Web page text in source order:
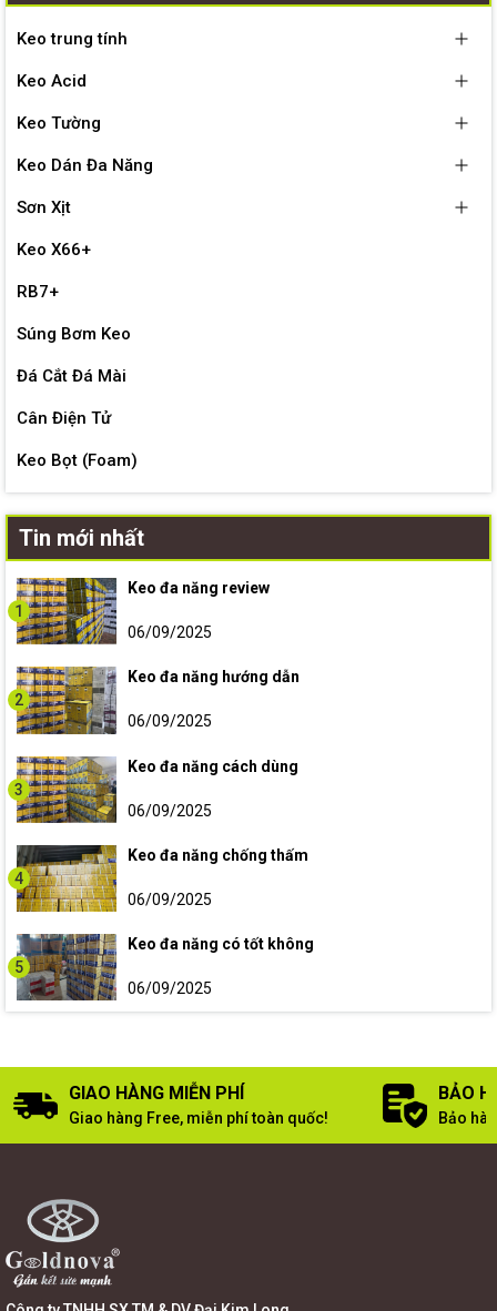
Keo trung tính
Keo Acid
Keo Tường
Keo Dán Đa Năng
Sơn Xịt
Keo X66+
RB7+
Súng Bơm Keo
Đá Cắt Đá Mài
Cân Điện Tử
Keo Bọt (Foam)
Tin mới nhất
1
Keo đa năng review
06/09/2025
2
Keo đa năng hướng dẫn
06/09/2025
3
Keo đa năng cách dùng
06/09/2025
4
Keo đa năng chống thấm
06/09/2025
5
Keo đa năng có tốt không
06/09/2025
GIAO HÀNG MIỄN PHÍ
Giao hàng Free, miễn phí toàn quốc!
BẢO
Bảo